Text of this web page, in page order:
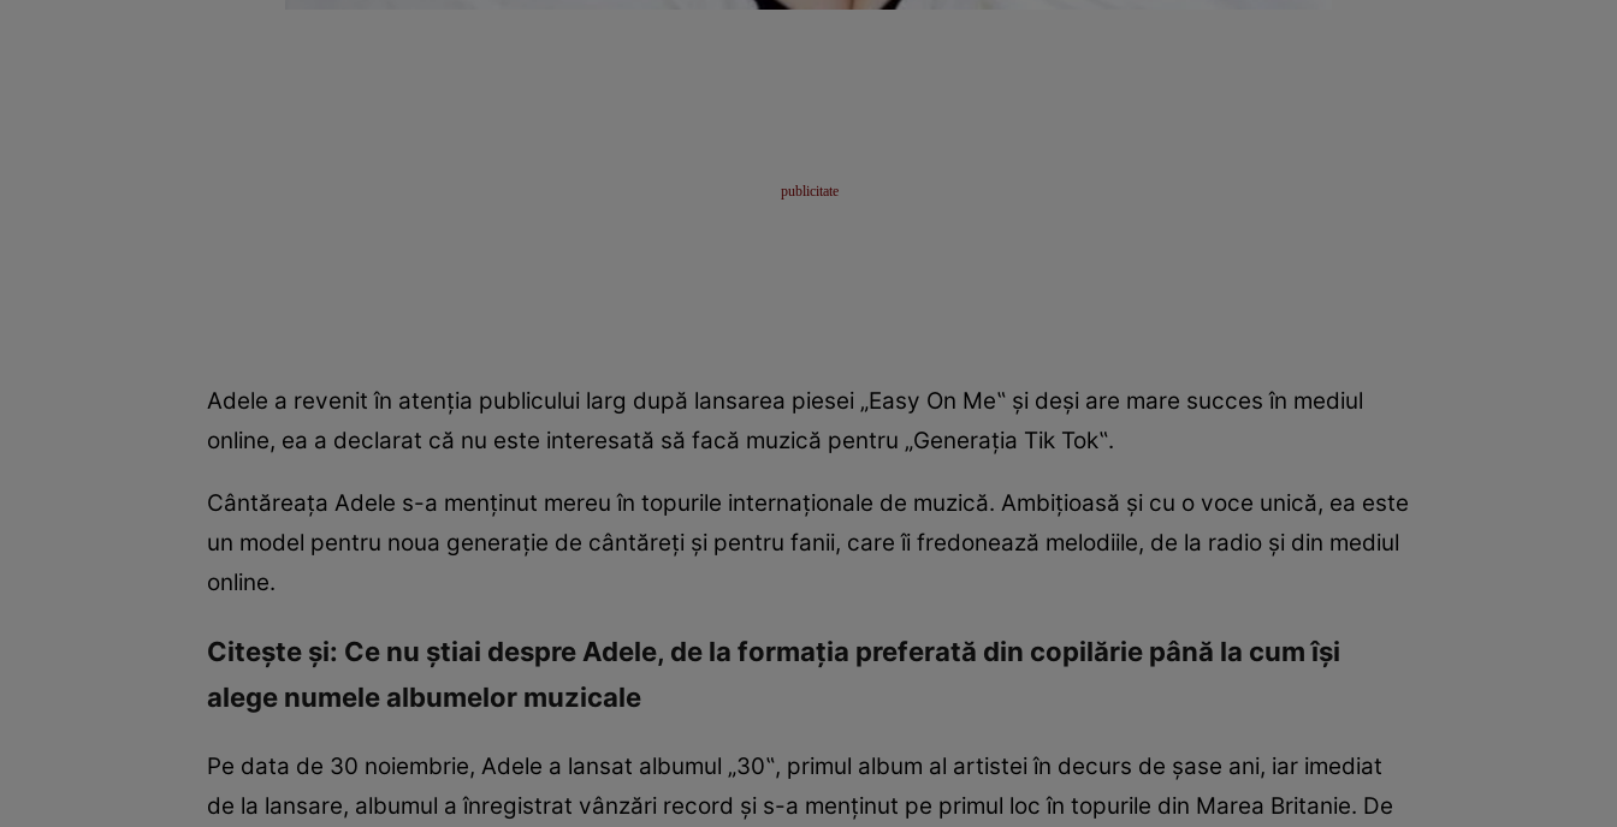
Adele a revenit în atenţia publicului larg după lansarea piesei „Easy On Me‟ şi deşi are mare succes în mediul
online, ea a declarat că nu este interesată să facă muzică pentru „Generaţia Tik Tok‟.
Cântăreaţa Adele s-a menţinut mereu în topurile internaţionale de muzică. Ambiţioasă şi cu o voce unică, ea este
un model pentru noua generaţie de cântăreţi şi pentru fanii, care îi fredonează melodiile, de la radio şi din mediul
online.
Citeşte şi: Ce nu ştiai despre Adele, de la formaţia preferată din copilărie până la cum îşi
alege numele albumelor muzicale
Pe data de 30 noiembrie, Adele a lansat albumul „30‟, primul album al artistei în decurs de şase ani, iar imediat
de la lansare, albumul a înregistrat vânzări record şi s-a menţinut pe primul loc în topurile din Marea Britanie. De